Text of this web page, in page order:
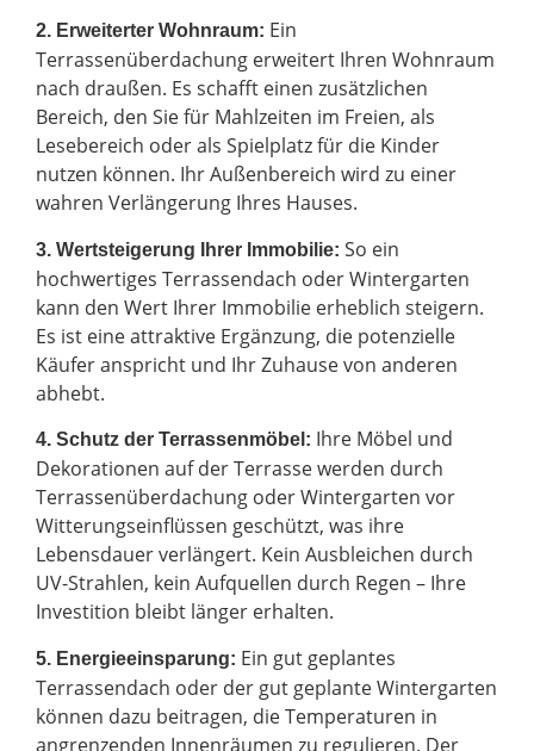
2. Erweiterter Wohnraum: Ein
Terrassenüberdachung erweitert Ihren Wohnraum
nach draußen. Es schafft einen zusätzlichen
Bereich, den Sie für Mahlzeiten im Freien, als
Lesebereich oder als Spielplatz für die Kinder
nutzen können. Ihr Außenbereich wird zu einer
wahren Verlängerung Ihres Hauses.
3. Wertsteigerung Ihrer Immobilie: So ein
hochwertiges Terrassendach oder Wintergarten
kann den Wert Ihrer Immobilie erheblich steigern.
Es ist eine attraktive Ergänzung, die potenzielle
Käufer anspricht und Ihr Zuhause von anderen
abhebt.
4. Schutz der Terrassenmöbel: Ihre Möbel und
Dekorationen auf der Terrasse werden durch
Terrassenüberdachung oder Wintergarten vor
Witterungseinflüssen geschützt, was ihre
Lebensdauer verlängert. Kein Ausbleichen durch
UV-Strahlen, kein Aufquellen durch Regen – Ihre
Investition bleibt länger erhalten.
5. Energieeinsparung: Ein gut geplantes
Terrassendach oder der gut geplante Wintergarten
können dazu beitragen, die Temperaturen in
angrenzenden Innenräumen zu regulieren. Der